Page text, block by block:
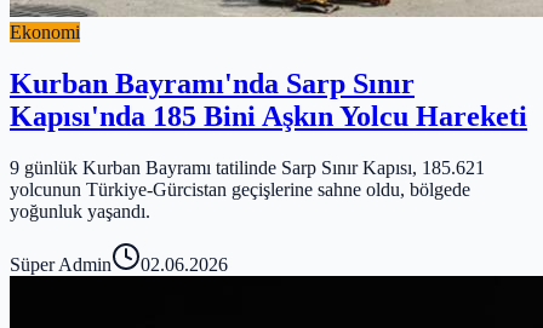
Ekonomi
Kurban Bayramı'nda Sarp Sınır
Kapısı'nda 185 Bini Aşkın Yolcu Hareketi
9 günlük Kurban Bayramı tatilinde Sarp Sınır Kapısı, 185.621
yolcunun Türkiye-Gürcistan geçişlerine sahne oldu, bölgede
yoğunluk yaşandı.
Süper Admin 02.06.2026